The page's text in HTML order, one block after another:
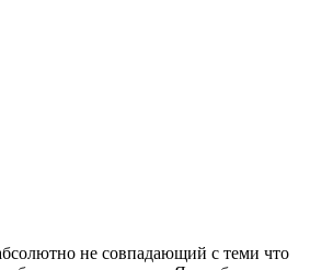
не совпадающий с теми что